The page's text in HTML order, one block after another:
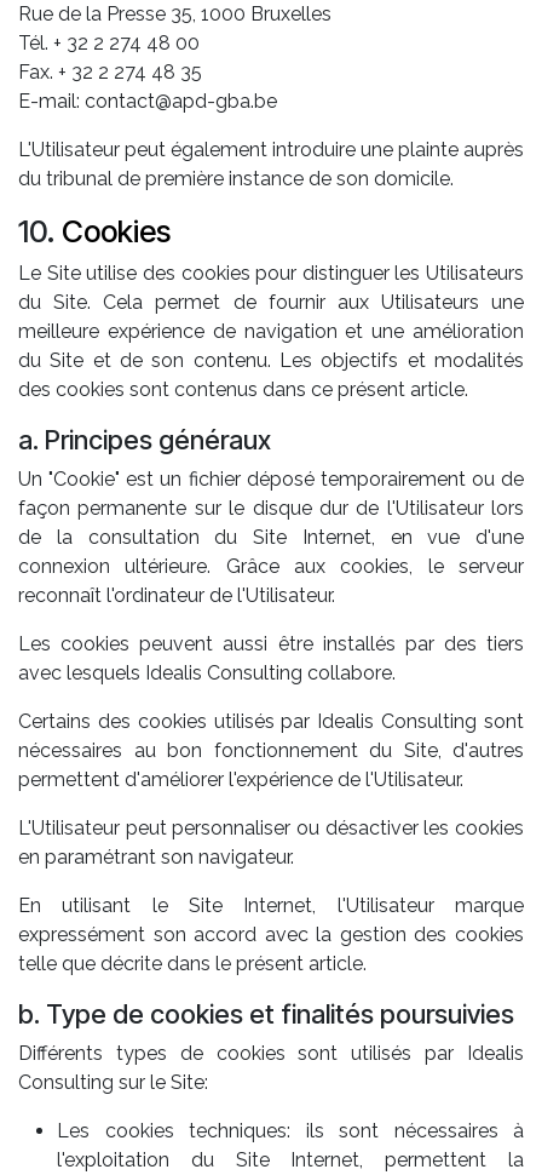
Rue de la Presse 35, 1000 Bruxelles
Tél. + 32 2 274 48 00
Fax. + 32 2 274 48 35
E-mail: contact@apd-gba.be
L'Utilisateur peut également introduire une plainte auprès
du tribunal de première instance de son domicile.
10. Cookies
Le Site utilise des cookies pour distinguer les Utilisateurs
du Site. Cela permet de fournir aux Utilisateurs une
meilleure expérience de navigation et une amélioration
du Site et de son contenu. Les objectifs et modalités
des cookies sont contenus dans ce présent article.
a. Principes généraux
Un "Cookie" est un fichier déposé temporairement ou de
façon permanente sur le disque dur de l'Utilisateur lors
de la consultation du Site Internet, en vue d'une
connexion ultérieure. Grâce aux cookies, le serveur
reconnaît l'ordinateur de l'Utilisateur.
Les cookies peuvent aussi être installés par des tiers
avec lesquels Idealis Consulting collabore.
Certains des cookies utilisés par Idealis Consulting sont
nécessaires au bon fonctionnement du Site, d'autres
permettent d'améliorer l'expérience de l'Utilisateur.
L'Utilisateur peut personnaliser ou désactiver les cookies
en paramétrant son navigateur.
En utilisant le Site Internet, l'Utilisateur marque
expressément son accord avec la gestion des cookies
telle que décrite dans le présent article.
b. Type de cookies et finalités poursuivies
Différents types de cookies sont utilisés par Idealis
Consulting sur le Site:
Les cookies techniques: ils sont nécessaires à
l'exploitation du Site Internet, permettent la